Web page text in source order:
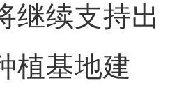
继续支持出
植基地建